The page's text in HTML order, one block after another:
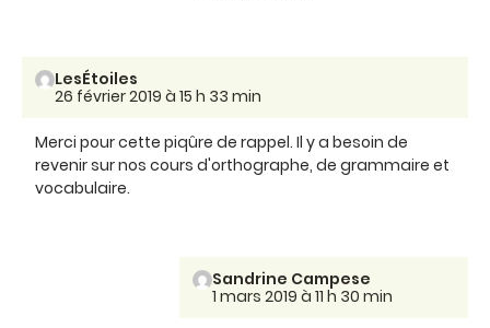
LesÉtoiles
26 février 2019 à 15 h 33 min
Merci pour cette piqûre de rappel. Il y a besoin de
revenir sur nos cours d'orthographe, de grammaire et
vocabulaire.
Sandrine Campese
1 mars 2019 à 11 h 30 min